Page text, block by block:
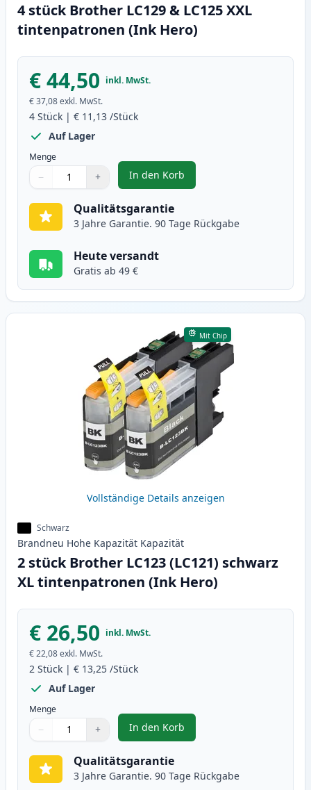
4 stück Brother LC129 & LC125 XXL
tintenpatronen (Ink Hero)
€ 44,50 inkl. MwSt.
€ 37,08exkl. MwSt.
4 Stück | € 11,13 /Stück
Auf Lager
Menge
Verwenden Sie die Tasten, um anzupassen
− +
1
In den Korb
, 4 stück Brother LC129 &
Qualitätsgarantie
3 Jahre Garantie. 90 Tage Rückgabe
Heute versandt
Gratis ab 49 €
Mit Chip
Vollständige Details anzeigen
Schwarz
Brandneu Hohe Kapazität Kapazität
2 stück Brother LC123 (LC121) schwarz
XL tintenpatronen (Ink Hero)
€ 26,50 inkl. MwSt.
€ 22,08exkl. MwSt.
2 Stück | € 13,25 /Stück
Auf Lager
Menge
Verwenden Sie die Tasten, um anzupassen
− +
1
In den Korb
, 2 stück Brother LC123 (LC121)
Qualitätsgarantie
3 Jahre Garantie. 90 Tage Rückgabe